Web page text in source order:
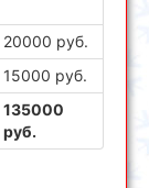
20000 руб.
15000 руб.
135000
руб.